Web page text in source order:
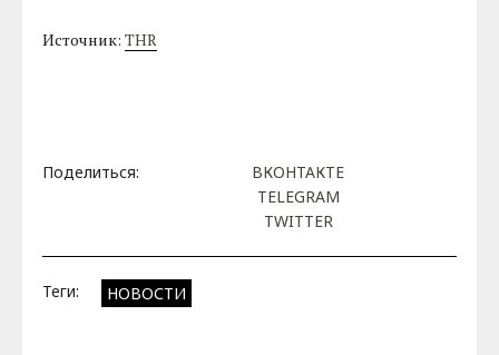
Источник:THR
Поделиться:
ВКОНТАКТЕ
TELEGRAM
TWITTER
Теги: НОВОСТИ